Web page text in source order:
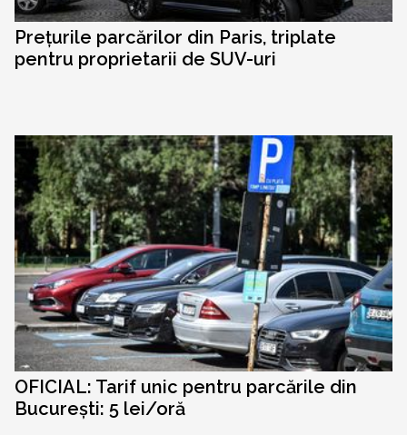
Prețurile parcărilor din Paris, triplate
pentru proprietarii de SUV-uri
OFICIAL: Tarif unic pentru parcările din
București: 5 lei/oră